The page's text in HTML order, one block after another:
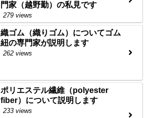
門家（越野勤）の私見です
279 views
織ゴム（織りゴム）についてゴム
紐の専門家が説明します
262 views
ポリエステル繊維（polyester
fiber）について説明します
233 views